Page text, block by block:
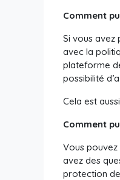
Comment
Si vous
avec la
plateforme
possibilité
Cela est
Comment
Vous
avez des
protection